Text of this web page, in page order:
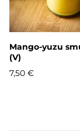
Mango-yuzu
(V)
7,50 €